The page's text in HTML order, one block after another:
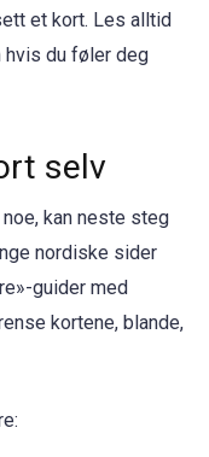
et kort. Les alltid
hvis du føler deg
selv
kan neste steg
nordiske sider
guider med
kortene, blande,